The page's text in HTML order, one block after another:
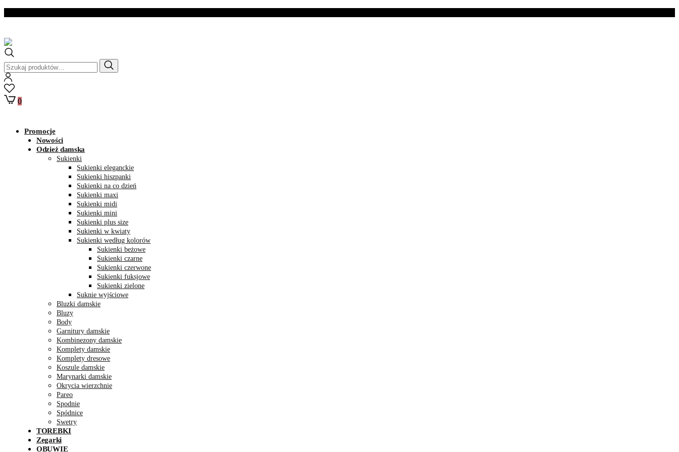
Szukaj:
0
Promocje
Nowości
Odzież damska
Sukienki
Sukienki eleganckie
Sukienki hiszpanki
Sukienki na co dzień
Sukienki maxi
Sukienki midi
Sukienki mini
Sukienki plus size
Sukienki w kwiaty
Sukienki według kolorów
Sukienki beżowe
Sukienki czarne
Sukienki czerwone
Sukienki fuksjowe
Sukienki zielone
Suknie wyjściowe
Bluzki damskie
Bluzy
Body
Garnitury damskie
Kombinezony damskie
Komplety damskie
Komplety dresowe
Koszule damskie
Marynarki damskie
Okrycia wierzchnie
Pareo
Spodnie
Spódnice
Swetry
TOREBKI
Zegarki
OBUWIE